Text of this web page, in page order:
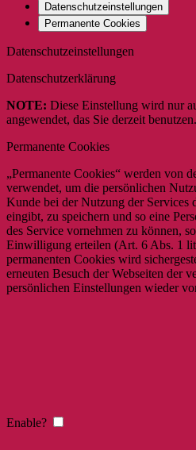
Datenschutzeinstellungen
Permanente Cookies
Datenschutzeinstellungen
Datenschutzerklärung
NOTE: Diese Einstellung wird nur
angewendet, das Sie derzeit benutzen.
Permanente Cookies
„Permanente Cookies“ werden von
verwendet, um die persönlichen
Kunde bei der Nutzung der Services
eingibt, zu speichern und so eine
des Service vornehmen zu können,
Einwilligung erteilen (Art. 6 Abs. 1
permanenten Cookies wird
erneuten Besuch der Webseiten der
persönlichen Einstellungen wieder
Enable?